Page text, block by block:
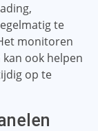
te
monitoren
ook helpen
op te